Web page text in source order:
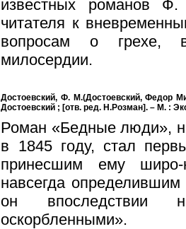
известных романов
читателя к
вопросам о грехе,
милосердии.
Достоевский, Ф. М.(Достоевский, Федор
Достоевский ; [отв. ред. Н.Розман]. – М. :
Роман «Бедные люди»,
в 1845 году, стал
принесшим ему
навсегда определившим
он впоследствии
оскорбленными».